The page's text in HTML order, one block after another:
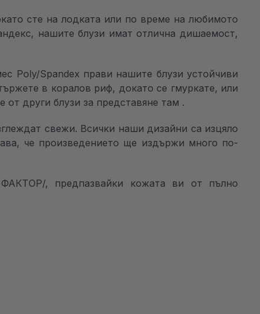
сте на лодката или по време на любимото
нашите блузи имат отлична дишаемост,
Poly/Spandex прави нашите блузи устойчиви
в коралов риф, докато се гмуркате, или
други блузи за представяне там .
свежи. Всички наши дизайни са изцяло
че произведението ще издържи много по-
, предпазвайки кожата ви от пълно